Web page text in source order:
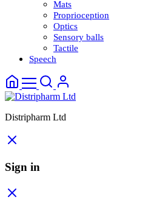
Mats
Proprioception
Optics
Sensory balls
Tactile
Speech
Distripharm Ltd
Sign in